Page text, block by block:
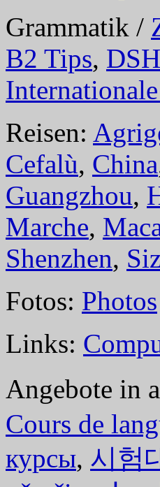
Grammatik /
B2 Tips, DSH
Reisen:
Cefalù, China
Guangzhou,
Marche,
Shenzhen,
Fotos: Photos
Links:
Angebote in
Cours de
курсы, 시험